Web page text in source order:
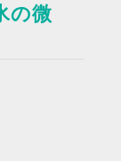
の微